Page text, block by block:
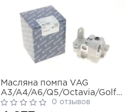
Масляна помпа VAG
A3/A4/A6/Q5/Octavia/Golf
VI/Passat/Passat CC/Tiguan
0 отзывов